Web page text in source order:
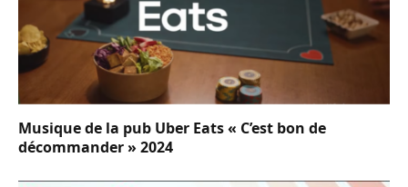
Musique de la pub Uber Eats « C’est bon de
décommander » 2024